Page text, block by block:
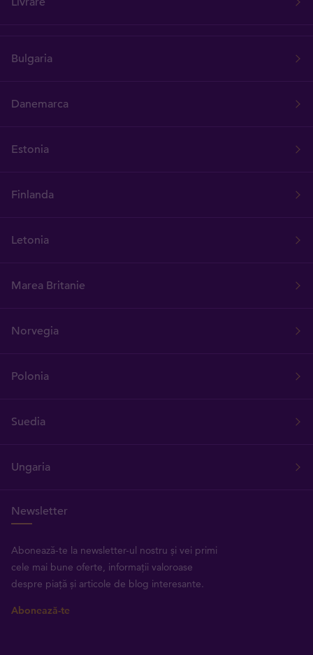
Bulgaria
Danemarca
Estonia
Finlanda
Letonia
Marea Britanie
Norvegia
Polonia
Suedia
Ungaria
Newsletter
Abonează-te la newsletter-ul nostru și vei primi
cele mai bune oferte, informații valoroase
despre piață și articole de blog interesante.
Abonează-te